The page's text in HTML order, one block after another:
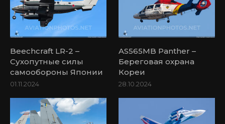
Beechcraft LR-2 –
Сухопутные силы
самообороны Японии
01.11.2024
AS565MB Panther –
Береговая охрана
Кореи
28.10.2024